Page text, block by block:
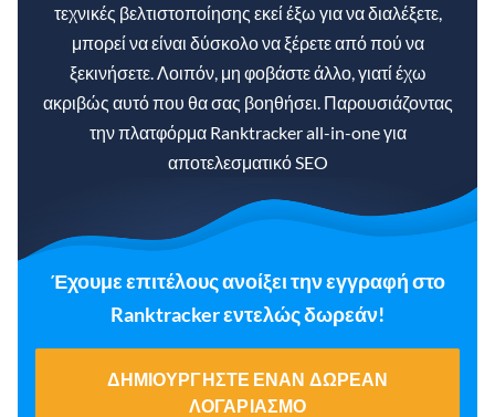
τεχνικές βελτιστοποίησης εκεί έξω για να διαλέξετε,
μπορεί να είναι δύσκολο να ξέρετε από πού να
ξεκινήσετε. Λοιπόν, μη φοβάστε άλλο, γιατί έχω
ακριβώς αυτό που θα σας βοηθήσει. Παρουσιάζοντας
την πλατφόρμα Ranktracker all-in-one για
αποτελεσματικό SEO
Έχουμε επιτέλους ανοίξει την εγγραφή στο
Ranktracker εντελώς δωρεάν!
ΔΗΜΙΟΥΡΓΉΣΤΕ ΈΝΑΝ ΔΩΡΕΆΝ
ΛΟΓΑΡΙΑΣΜΌ